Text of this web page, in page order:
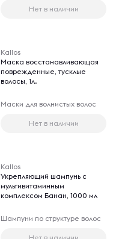
Нет в наличии
Kallos
Маска восстанавливающая
поврежденные, тусклые
волосы, 1л.
Маски для волнистых волос
Нет в наличии
Kallos
Укрепляющий шампунь с
мультивитаминным
комплексом Банан, 1000 мл
Шампуни по структуре волос